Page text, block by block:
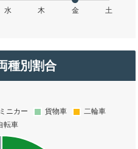
種別割合